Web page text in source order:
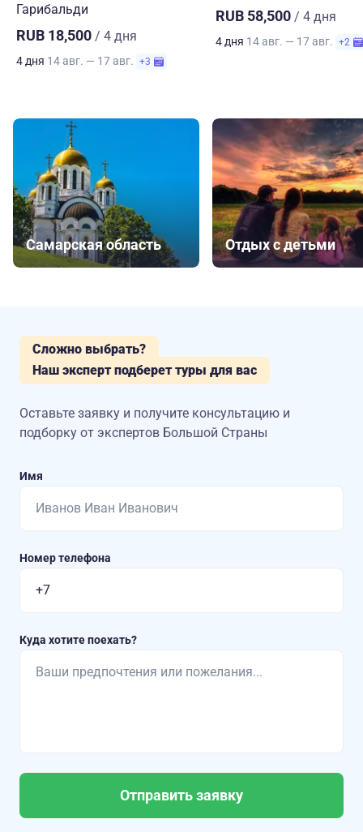
Гарибальди
RUB 18,500 / 4 дня
4 дня 14 авг. — 17 авг. +3
RUB 58,500 / 4 дня
4 дня 14 авг. — 17 авг. +2
Самарская область Отдых с детьми
Сложно выбрать?
Наш эксперт подберет туры для вас
Оставьте заявку и получите консультацию и
подборку от экспертов Большой Страны
Имя
Номер телефона
Куда хотите поехать?
Отправить заявку